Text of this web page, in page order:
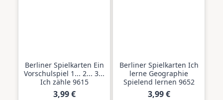
Berliner Spielkarten Ein
Vorschulspiel 1... 2... 3...
Ich zähle 9615
3,99 €
Berliner Spielkarten Ich
lerne Geographie
Spielend lernen 9652
3,99 €